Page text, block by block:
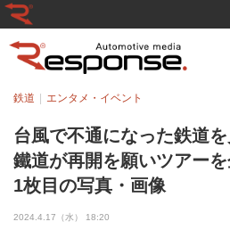
台風で不通になった鉄道
鐵道が再開を願いツアー
1枚目の写真・画像
鉄道 エンタメ・イベント
2024.4.17（水） 18:20